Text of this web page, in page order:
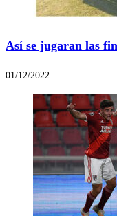
Así se jugaran las
01/12/2022